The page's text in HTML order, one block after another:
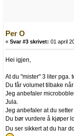
Per O
« Svar #3 skrivet: 01 april
Hei igjen,
At du "mister" 3 liter pga.
Du får volumet tilbake
Jeg anbefaler
Jula.
Jeg anbefaler at du
Du bør vurdere å kjøper
Du ser sikkert at du har